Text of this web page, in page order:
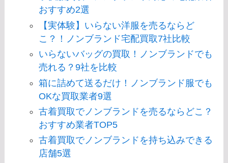
おすすめ2選
【実体験】いらない洋服を売るならど
こ？！ノンブランド宅配買取7社比較
いらないバッグの買取！ノンブランドでも
売れる？9社を比較
箱に詰めて送るだけ！ノンブランド服でも
OKな買取業者9選
古着買取でノンブランドを売るならどこ？
おすすめ業者TOP5
古着買取でノンブランドを持ち込みできる
店舗5選